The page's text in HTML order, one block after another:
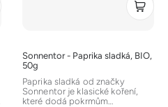
Sonnentor - Paprika sladká, BIO,
50g
Paprika sladká od značky
Sonnentor je klasické koření,
které dodá pokrmům